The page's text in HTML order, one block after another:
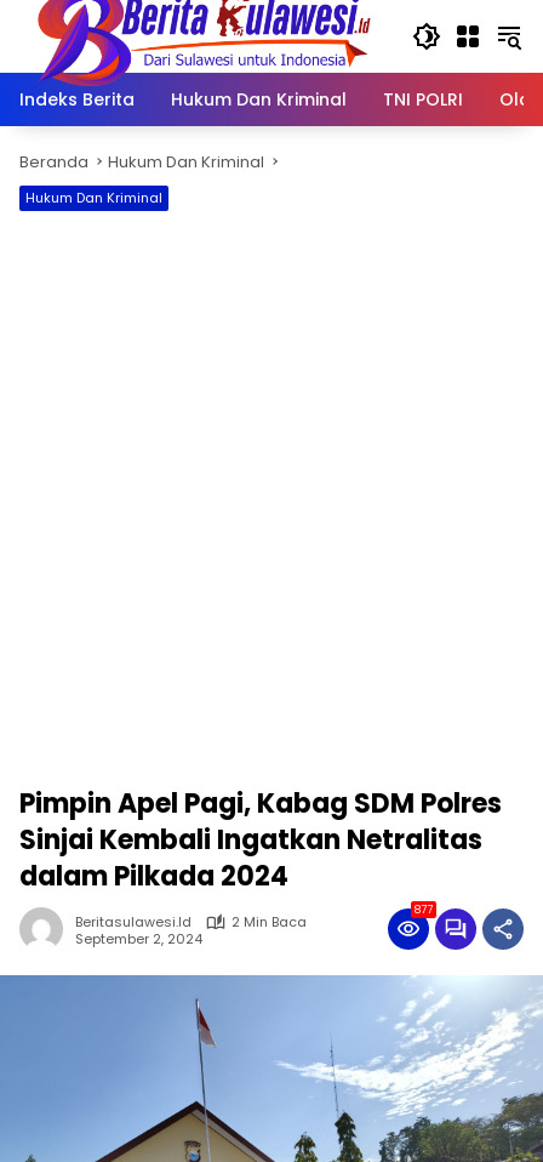
Langsung
konten
Indeks Berita
Hukum Dan Kriminal TNI POLRI
Beranda Hukum Dan Kriminal
Hukum Dan Kriminal
Pimpin Apel Pagi, Kabag SDM Polres
Sinjai Kembali Ingatkan Netralitas
dalam Pilkada 2024
Beritasulawesi.id
2 Min Baca
September 2, 2024
877